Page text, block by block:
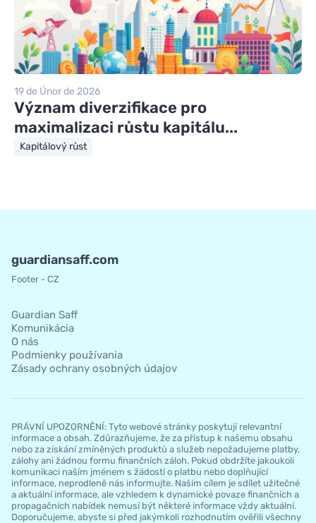
19 de Únor de 2026
Význam diverzifikace pro
maximalizaci růstu kapitálu...
Kapitálový růst
guardiansaff.com
Footer - CZ
Guardian Saff
Komunikácia
O nás
Podmienky používania
Zásady ochrany osobných údajov
PRÁVNÍ UPOZORNĚNÍ: Tyto webové stránky poskytují relevantní
informace a obsah. Zdůrazňujeme, že za přístup k našemu obsahu
nebo za získání zmíněných produktů a služeb nepožadujeme platby,
zálohy ani žádnou formu finančních záloh. Pokud obdržíte jakoukoli
komunikaci naším jménem s žádostí o platbu nebo doplňující
informace, neprodleně nás informujte. Naším cílem je sdílet užitečné
a aktuální informace, ale vzhledem k dynamické povaze finančních a
propagačních nabídek nemusí být některé informace vždy aktuální.
Doporučujeme, abyste si před jakýmkoli rozhodnutím ověřili všechny